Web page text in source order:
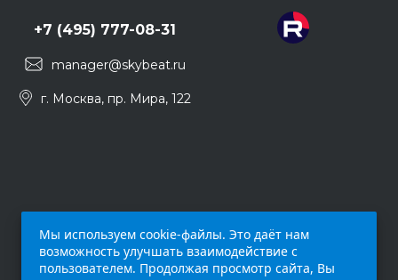
+7 (495) 777-08-31
manager@skybeat.ru
г. Москва, пр. Мира, 122
Мы используем cookie-файлы. Это даёт нам
возможность улучшать взаимодействие с
пользователем. Продолжая просмотр сайта, Вы